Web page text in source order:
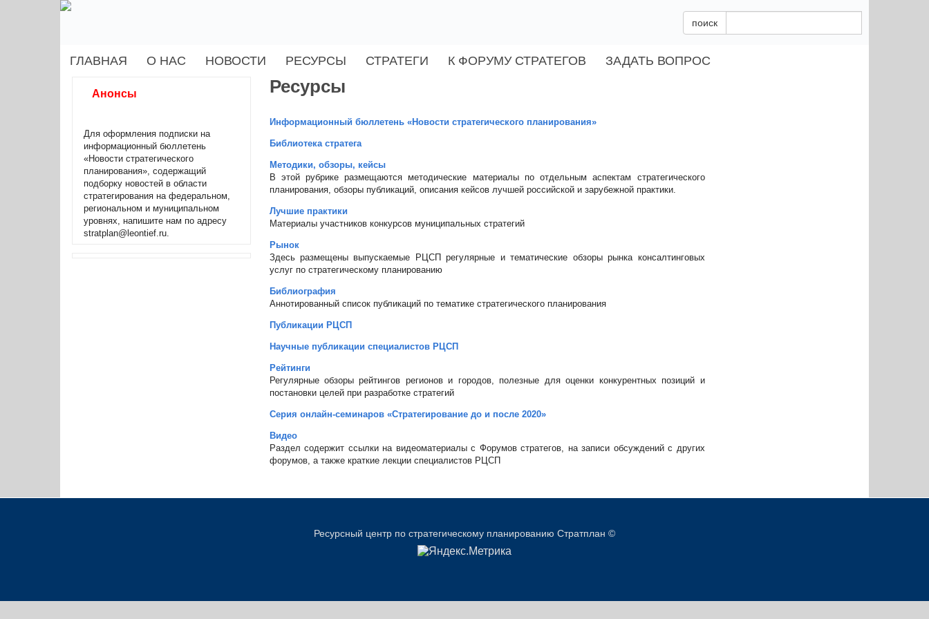
поиск
ГЛАВНАЯ О НАС НОВОСТИ РЕСУРСЫ СТРАТЕГИ К ФОРУМУ СТРАТЕГОВ ЗАДАТЬ ВОПРОС
Анонсы
Для оформления подписки на
информационный бюллетень
«Новости стратегического
планирования», содержащий
подборку новостей в области
стратегирования на федеральном,
региональном и муниципальном
уровнях, напишите нам по адресу
stratplan@leontief.ru.
Ресурсы
Информационный бюллетень «Новости стратегического планирования»
Библиотека стратега
Методики, обзоры, кейсы
В этой рубрике размещаются методические материалы по отдельным аспектам стратегического
планирования, обзоры публикаций, описания кейсов лучшей российской и зарубежной практики.
Лучшие практики
Материалы участников конкурсов муниципальных стратегий
Рынок
Здесь размещены выпускаемые РЦСП регулярные и тематические обзоры рынка консалтинговых
услуг по стратегическому планированию
Библиография
Аннотированный список публикаций по тематике стратегического планирования
Публикации РЦСП
Научные публикации специалистов РЦСП
Рейтинги
Регулярные обзоры рейтингов регионов и городов, полезные для оценки конкурентных позиций и
постановки целей при разработке стратегий
Серия онлайн-семинаров «Стратегирование до и после 2020»
Видео
Раздел содержит ссылки на видеоматериалы с Форумов стратегов, на записи обсуждений с других
форумов, а также краткие лекции специалистов РЦСП
Ресурсный центр по стратегическому планированию Стратплан ©